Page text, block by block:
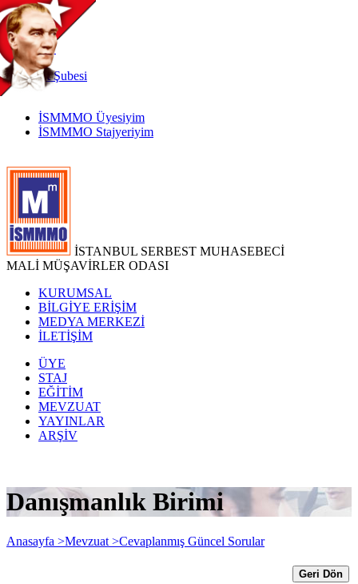
TR
|
EN
İnternetŞubesi
İSMMMO Üyesiyim
İSMMMO Stajyeriyim
İSTANBUL SERBEST MUHASEBECİ
MALİ MÜŞAVİRLER ODASI
KURUMSAL
BİLGİYE ERİŞİM
MEDYA MERKEZİ
İLETİŞİM
ÜYE
STAJ
EĞİTİM
MEVZUAT
YAYINLAR
ARŞİV
Danışmanlık Birimi
Anasayfa >Mevzuat >Cevaplanmış Güncel Sorular
Geri Dön